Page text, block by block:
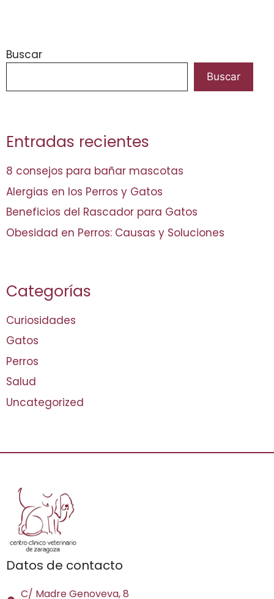
Buscar
Buscar
Entradas recientes
8 consejos para bañar mascotas
Alergias en los Perros y Gatos
Beneficios del Rascador para Gatos
Obesidad en Perros: Causas y Soluciones
Categorías
Curiosidades
Gatos
Perros
Salud
Uncategorized
Datos de contacto
C/ Madre Genoveva, 8